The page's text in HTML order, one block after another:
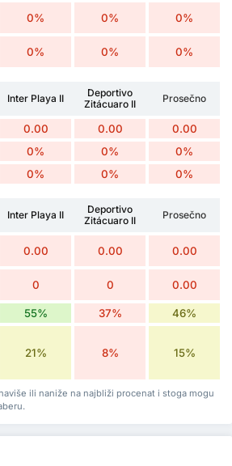
0% 0% 0%
0% 0% 0%
Inter Playa II
Deportivo
Zitácuaro II
Prosečno
0.00 0.00 0.00
0% 0% 0%
0% 0% 0%
Inter Playa II
Deportivo
Zitácuaro II
Prosečno
0.00 0.00 0.00
0 0 0.00
55% 37% 46%
21% 8% 15%
ili naniže na najbliži procenat i stoga mogu